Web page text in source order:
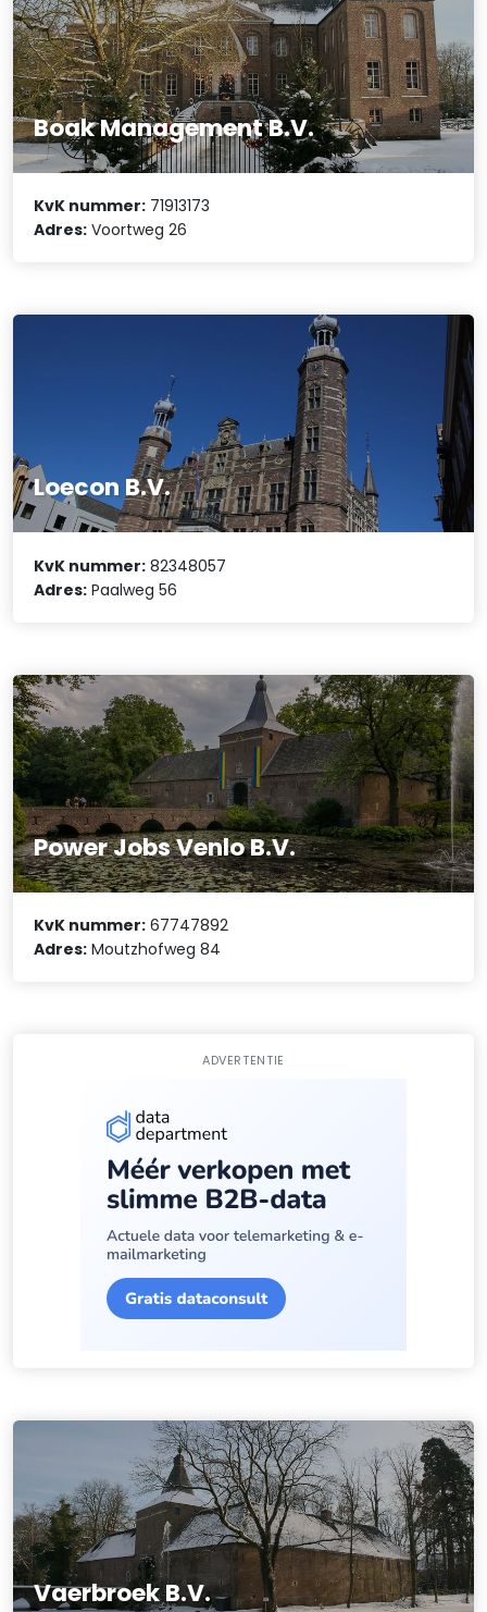
Boak Management B.V.
KvK nummer: 71913173
Adres: Voortweg 26
Loecon B.V.
KvK nummer: 82348057
Adres: Paalweg 56
Power Jobs Venlo B.V.
KvK nummer: 67747892
Adres: Moutzhofweg 84
ADVERTENTIE
Vaerbroek B.V.